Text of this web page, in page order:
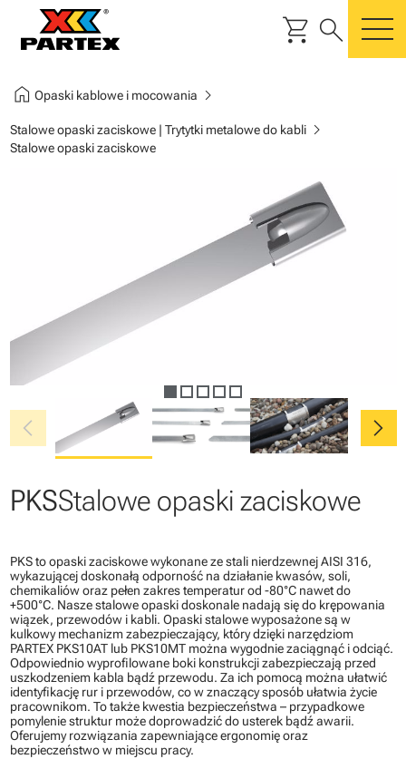
shopping_cart search
home Opaski kablowe i mocowania chevron_right
Stalowe opaski zaciskowe | Trytytki metalowe do kablichevron_right
Stalowe opaski zaciskowe
chevron_left chevron_right
PKSStalowe opaski zaciskowe
PKS to opaski zaciskowe wykonane ze stali nierdzewnej AISI 316,
wykazującej doskonałą odporność na działanie kwasów, soli,
chemikaliów oraz pełen zakres temperatur od -80°C nawet do
+500°C. Nasze stalowe opaski doskonale nadają się do krępowania
wiązek, przewodów i kabli. Opaski stalowe wyposażone są w
kulkowy mechanizm zabezpieczający, który dzięki narzędziom
PARTEX PKS10AT lub PKS10MT można wygodnie zaciągnąć i odciąć.
Odpowiednio wyprofilowane boki konstrukcji zabezpieczają przed
uszkodzeniem kabla bądź przewodu. Za ich pomocą można ułatwić
identyfikację rur i przewodów, co w znaczący sposób ułatwia życie
pracownikom. To także kwestia bezpieczeństwa – przypadkowe
pomylenie struktur może doprowadzić do usterek bądź awarii.
Oferujemy rozwiązania zapewniające ergonomię oraz
bezpieczeństwo w miejscu pracy.